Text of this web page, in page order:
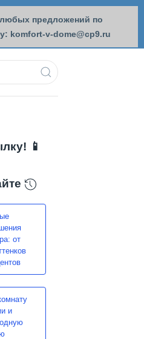
СВЯЗЬ
📱
от
и
предложений по
komfort-v-dome@cp9.ru